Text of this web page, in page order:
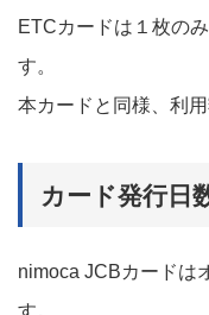
ETCカードは１枚の
す。
本カードと同様、利
カード発行日
nimoca JCBカードは
す。